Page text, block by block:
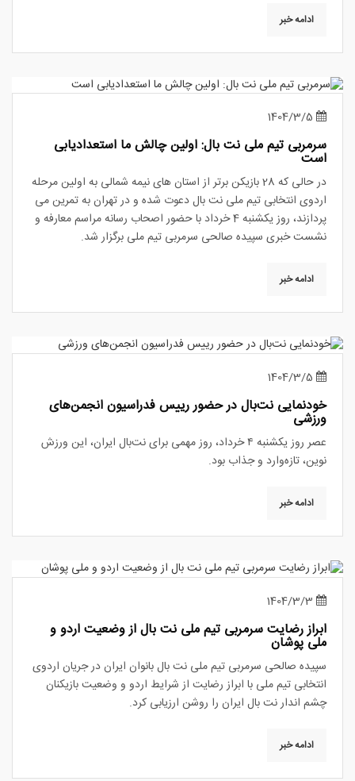
ادامه خبر
سرمربی تیم ملی نت بال: اولین چالش ما استعدادیابی
است
در حالی که 28 بازیکن برتر از استان های نیمه شمالی به اولین مرحله
اردوی انتخابی تیم ملی نت بال دعوت شده و در تهران به تمرین می
پردازند، روز یکشنبه 4 خرداد با حضور اصحاب رسانه مراسم معارفه و
نشست خبری سپیده صالحی سرمربی تیم ملی برگزار شد.
ادامه خبر
خودنمایی نت‌بال در حضور رییس فدراسیون انجمن‌های
ورزشی
عصر روز یکشنبه ۴ خرداد، روز مهمی برای نت‌بال ایران، این ورزش
نوین، تازه‌وارد و جذاب بود.
ادامه خبر
ابراز رضایت سرمربی تیم ملی نت بال از وضعیت اردو و
ملی پوشان
سپیده صالحی سرمربی تیم ملی نت بال بانوان ایران در جریان اردوی
انتخابی تیم ملی با ابراز رضایت از شرایط اردو و وضعیت بازیکنان
چشم اندار نت بال ایران را روشن ارزیابی کرد.
ادامه خبر